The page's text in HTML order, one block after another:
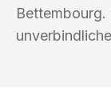
Bettembourg.